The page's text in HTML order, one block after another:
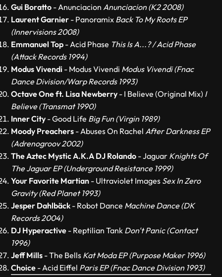
Gui Boratto - AnunciacionAnunciacion (K2 2008)
Laurent Garnier - Panoramix Back To My Roots EP
(Innervisions 2008)
Emmanuel Top - Acid Phase This Is A...? / Acid Phase
(Attack Records 1994)
Modus Vivendi - Modus Vivendi Modus Vivendi (Fnac
Dance Division/Warp Records 1993)
Octave One ft. Lisa Newberry - I Believe (Original Mix) I
Believe (Transmat 1990)
Inner City - Good Life Big Fun (Virgin 1989)
Moody Preachers - Abuses On RachelAfter Darkness EP
(Adrenogroov 2002)
The Aztec Mystic A.K.A DJ Rolando - Jaguar Knights Of
The Jaguar EP (Underground Resistance 1999)
Your Favorite Martian - Ultraviolet Images Sex In Zero
Gravity (Red Planet 1993)
Jesper Dahlbäck- Robot Dance Machine Dance (DK
Records 2004)
DJ Hyperactive - Reptilian Tank Don't Panic (Contact
1996)
Jeff Mills - The Bells Kat Moda EP (Purpose Maker 1996)
Choice - Acid Eiffel Paris EP (Fnac Dance Division 1993)